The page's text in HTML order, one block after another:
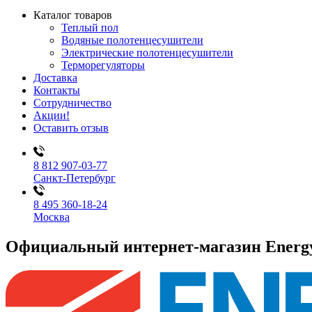
Каталог товаров
Теплый пол
Водяные полотенцесушители
Электрические полотенцесушители
Терморегуляторы
Доставка
Контакты
Сотрудничество
Акции!
Оставить отзыв
8 812 907-03-77
Санкт-Петербург
8 495 360-18-24
Москва
Официальный интернет-магазин